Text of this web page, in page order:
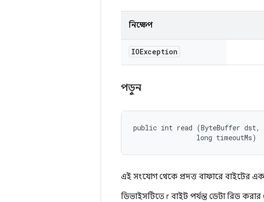
নিক্ষেপ
IOException
পড়ুন
public int read (ByteBuffer dst,
                long timeoutMs)
এই সংযোগ থেকে প্রদত্ত বাফারে বাইটের
ডিভাইসটিতে r বাইট পর্যন্ত ডেটা রিড